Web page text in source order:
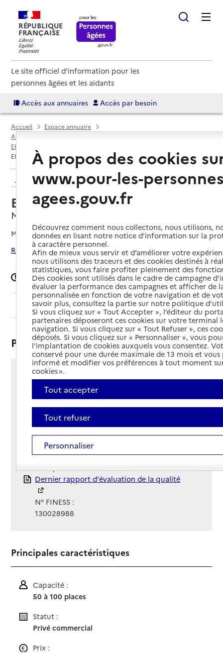
RÉPUBLIQUE
FRANÇAISE
Le site officiel d'information pour les
personnes âgées et les aidants
Accès aux annuaires Accès par besoin
Accueil
Espace annuaire
Annuaire EHPAD et maisons de retraite
EHPAD par département
EHPAD Les Jardins de la Crau
Retour aux résultats de l'annuaire
EHPAD Les Jardins de la Crau
Miramas, BOUCHES-DU-RHONE
Mis à jour le09/07/2026
Rechercher les établissements autour de Miramas
Signaler une erreur
Sommaire
Présentation
1 rue de l’Europe
13140 - Miramas
Voir itinéraire
Téléphone :
04 90 17 48 90
Contact
Contact
Site Internet
Site internet
Gestionnaire :
Rapport HAS
Dernier rapport d'évaluation de la qualité
N° FINESS :
130028988
Principales caractéristiques
Capacité :
50 à 100 places
Statut :
Privé commercial
Prix :
À propos des cookies
www.pour-les-
agees.gouv.fr
Découvrez comment nous collectons, nous utilisons,
données en lisant notre notice d’information sur la
à caractère personnel.
Afin de mieux vous servir et d’améliorer votre
nous utilisons des traceurs et des cookies destinés à
statistiques, vous faire profiter pleinement des
Des cookies sont utilisés dans le cadre de campagne
évaluer la performance des campagnes et afficher de
personnalisée en fonction de votre navigation et de
savoir plus, consultez la partie sur notre politique
Si vous cliquez sur « Tout Accepter », l’éditeur du
partenaires déposeront ces cookies sur votre terminal
navigation. Si vous cliquez sur « Tout Refuser », ces
déposés. Si vous cliquez sur « Personnaliser », vous
l’implantation de cookies auxquels vous consentez.
conservé pour une durée maximale de 13 mois et
informé et modifier vos préférences à tout moment
cookies ».
Tout accepter
Tout refuser
Personnaliser